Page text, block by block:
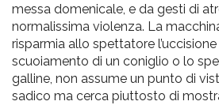
messa domenicale, e da gesti di
normalissima violenza. La
risparmia allo spettatore
scuoiamento di un coniglio o lo
galline, non assume un punto di
sadico ma cerca piuttosto di